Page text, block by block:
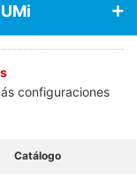
de
exhibición.
configuraciones
Catálogo